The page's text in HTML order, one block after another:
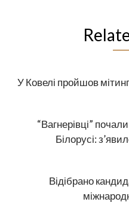
У Ковелі пройшов
“Вагнерівці”
Білорусі:
Відібрано